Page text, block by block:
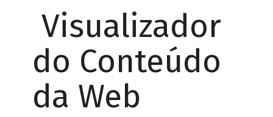
Visualizador
do Conteúdo
da Web